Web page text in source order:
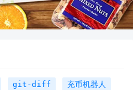
git-diff 充币机器人